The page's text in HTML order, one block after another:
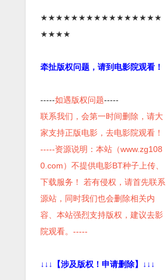
★★★★★★★★★★★★★★★★
★★★★
牵扯版权问题，请到电影院观看！
-----如遇版权问题-----
联系我们，会第一时间删除，请大
家支持正版电影，去电影院观看！
-----资源说明：本站（www.zg108
0.com）不提供电影BT种子上传、
下载服务！ 若有侵权，请首先联系
源站，同时我们也会删除相关内
容、本站强烈支持版权，建议去影
院观看。-----
↓↓↓【涉及版权！申请删除】↓↓↓